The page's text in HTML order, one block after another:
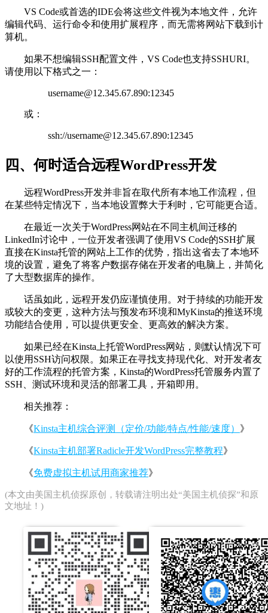
VS Code或首选的IDE会将这些文件视为本地文件，允许
编辑代码、运行命令和使用扩展程序，而无需将网站下载到计
算机。
如果不想编辑SSH配置文件，VS Code也支持SSHURI。
请使用以下格式之一：
username@12.345.67.890:12345
或：
ssh://username@12.345.67.890:12345
四、何时适合远程WordPress开发
远程WordPress开发并非旨在取代所有本地工作流程，但
在某些特定情况下，当本地设置弊大于利时，它可能更合适。
在最近一次关于WordPress网站在不同主机间迁移的
LinkedIn讨论中，一位开发者强调了使用VS Code的SSH扩展
直接在Kinsta托管的网站上工作的优势，指出这省去了本地环
境的设置，避免了将客户数据存储在开发者的电脑上，并简化
了大型数据库的操作。
话虽如此，远程开发仍应谨慎使用。对于持续的功能开发
或较大的变更，这种方法与预发布环境和MyKinsta的推送环境
功能结合使用，可以提供更安全、更高效的解决方案。
如果已经在Kinsta上托管WordPress网站，则默认情况下可
以使用SSH访问权限。如果正在寻找支持现代化、对开发者友
好的工作流程的托管方案，Kinsta的WordPress托管服务内置了
SSH、测试环境和灵活的部署工具，开箱即用。
相关推荐：
《Kinsta主机综合评测（定价/功能/特点/性能/速度） 》
《Kinsta主机部署Radicle开发WordPress完整教程》
《免费虚拟主机试用商家推荐》
(本文由美国主机侦探原创，转载请注明出处“美国主机侦探”和原
文地址！)